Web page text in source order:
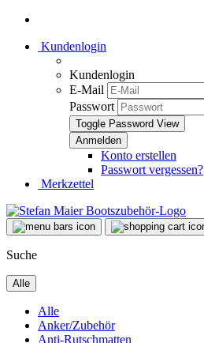
Kundenlogin
Kundenlogin
E-Mail
Passwort
Toggle Password View
Konto erstellen
Passwort vergessen?
Merkzettel
Suche
Alle
Alle
Anker/Zubehör
Anti-Rutschmatten